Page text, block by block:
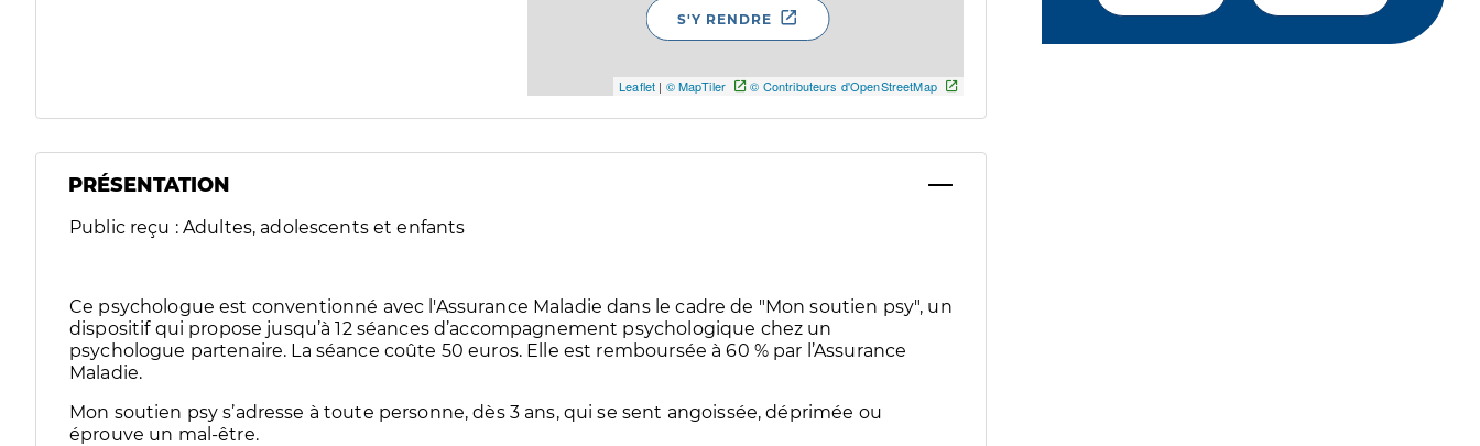
Leaflet | © MapTiler © Contributeurs d'OpenStreetMap
S'Y RENDRE
PRÉSENTATION
Public reçu : Adultes, adolescents et enfants
Ce psychologue est conventionné avec l'Assurance Maladie dans le cadre de "Mon soutien psy", un
dispositif qui propose jusqu’à 12 séances d’accompagnement psychologique chez un
psychologue partenaire. La séance coûte 50 euros. Elle est remboursée à 60 % par l’Assurance
Maladie.
Mon soutien psy s’adresse à toute personne, dès 3 ans, qui se sent angoissée, déprimée ou
éprouve un mal-être.